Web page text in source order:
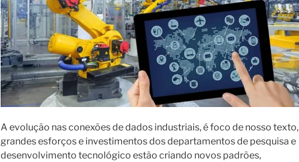
A evolução nas conexões de dados industriais, é foco de nosso texto,
grandes esforços e investimentos dos departamentos de pesquisa e
desenvolvimento tecnológico estão criando novos padrões,